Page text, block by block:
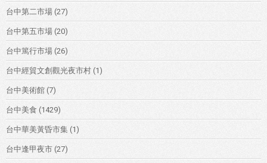
台中第二市場 (27)
台中第五市場 (20)
台中篤行市場 (26)
台中經貿文創觀光夜市村 (1)
台中美術館 (7)
台中美食 (1429)
台中華美黃昏市集 (1)
台中逢甲夜市 (27)